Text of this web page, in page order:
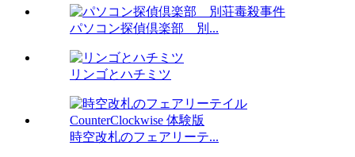
パソコン探偵倶楽部 別...
リンゴとハチミツ
時空改札のフェアリーテ...